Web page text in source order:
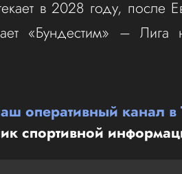
в 2028 году, после
«Бундестим» – Лига
оперативный канал в
спортивной